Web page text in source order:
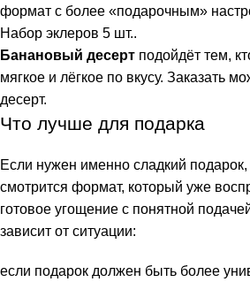
формат с более «подарочным»
Набор эклеров 5 шт..
Банановый десерт подойдёт тем,
мягкое и лёгкое по вкусу. Заказать
десерт.
Что лучше для подарка
Если нужен именно сладкий
смотрится формат, который уже
готовое угощение с понятной
зависит от ситуации:
если подарок должен быть более